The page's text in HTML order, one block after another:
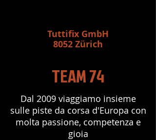
Tuttifix GmbH
8052 Zürich
TEAM 74
Dal 2009 viaggiamo insieme
sulle piste da corsa d'Europa con
molta passione, competenza e
gioia